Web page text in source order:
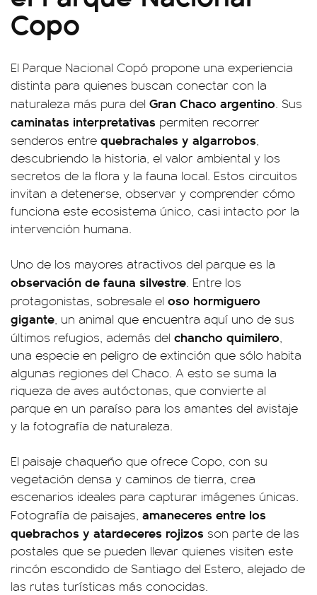
Copo
El Parque Nacional Copó propone una experiencia
distinta para quienes buscan conectar con la
naturaleza más pura del Gran Chaco argentino. Sus
caminatas interpretativas permiten recorrer
senderos entre quebrachales y algarrobos,
descubriendo la historia, el valor ambiental y los
secretos de la flora y la fauna local. Estos circuitos
invitan a detenerse, observar y comprender cómo
funciona este ecosistema único, casi intacto por la
intervención humana.
Uno de los mayores atractivos del parque es la
observación de fauna silvestre. Entre los
protagonistas, sobresale el oso hormiguero
gigante, un animal que encuentra aquí uno de sus
últimos refugios, además del chancho quimilero,
una especie en peligro de extinción que sólo habita
algunas regiones del Chaco. A esto se suma la
riqueza de aves autóctonas, que convierte al
parque en un paraíso para los amantes del avistaje
y la fotografía de naturaleza.
El paisaje chaqueño que ofrece Copo, con su
vegetación densa y caminos de tierra, crea
escenarios ideales para capturar imágenes únicas.
Fotografía de paisajes, amaneceres entre los
quebrachos y atardeceres rojizos son parte de las
postales que se pueden llevar quienes visiten este
rincón escondido de Santiago del Estero, alejado de
las rutas turísticas más conocidas.